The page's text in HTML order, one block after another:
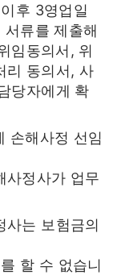
후 3영업일
류를 제출해
임동의서, 위
리 동의서, 사
당자에게 확
손해사정 선임
사정사가 업무
사는 보험금의
할 수 없습니